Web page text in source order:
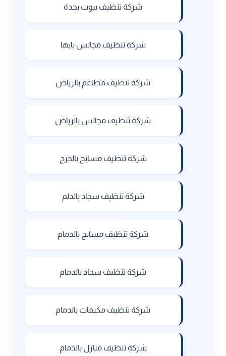
شركة تنظيف بيوت بجدة
شركة تنظيف مجالس بابها
شركة تنظيف مطاعم بالرياض
شركة تنظيف مجالس بالرياض
شركة تنظيف مسابح بالخرج
شركة تنظيف سجاد بالدلم
شركة تنظيف مسابح بالدمام
شركة تنظيف سجاد بالدمام
شركة تنظيف مكيفات بالدمام
شركة تنظيف منازل بالدمام